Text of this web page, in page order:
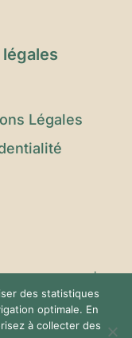
Légales
Jardin d'Eden|
avec ❤️ par
des statistiques
optimale. En
à collecter des